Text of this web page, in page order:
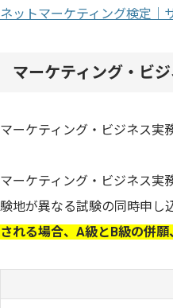
ネットマーケティング検定｜
マーケティング・ビ
マーケティング・ビジネス実
マーケティング・ビジネス実
験地が異なる試験の同時申し
される場合、A級とB級の併